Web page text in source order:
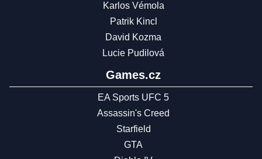
Karlos Vémola
Patrik Kincl
David Kozma
Lucie Pudilová
Games.cz
EA Sports UFC 5
Assassin's Creed
Starfield
GTA